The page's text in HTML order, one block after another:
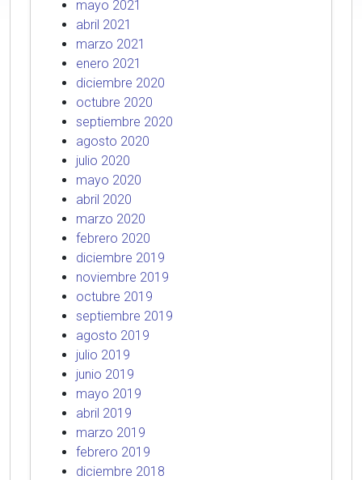
mayo 2021
abril 2021
marzo 2021
enero 2021
diciembre 2020
octubre 2020
septiembre 2020
agosto 2020
julio 2020
mayo 2020
abril 2020
marzo 2020
febrero 2020
diciembre 2019
noviembre 2019
octubre 2019
septiembre 2019
agosto 2019
julio 2019
junio 2019
mayo 2019
abril 2019
marzo 2019
febrero 2019
diciembre 2018